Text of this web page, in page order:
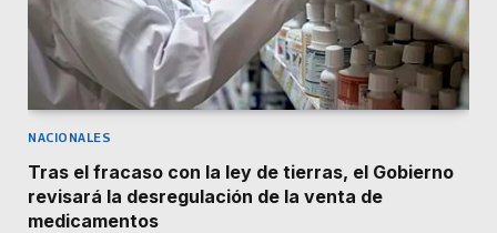
NACIONALES
Tras el fracaso con la ley de tierras, el Gobierno
revisará la desregulación de la venta de
medicamentos